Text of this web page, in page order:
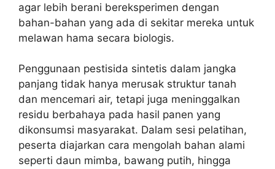
agar lebih berani bereksperimen dengan
bahan-bahan yang ada di sekitar mereka untuk
melawan hama secara biologis.
Penggunaan pestisida sintetis dalam jangka
panjang tidak hanya merusak struktur tanah
dan mencemari air, tetapi juga meninggalkan
residu berbahaya pada hasil panen yang
dikonsumsi masyarakat. Dalam sesi pelatihan,
peserta diajarkan cara mengolah bahan alami
seperti daun mimba, bawang putih, hingga